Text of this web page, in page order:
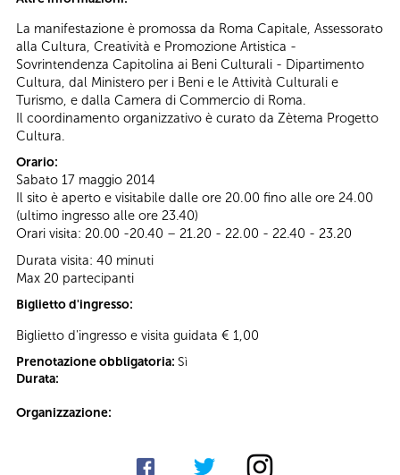
La manifestazione è promossa da Roma Capitale, Assessorato
alla Cultura, Creatività e Promozione Artistica -
Sovrintendenza Capitolina ai Beni Culturali - Dipartimento
Cultura, dal Ministero per i Beni e le Attività Culturali e
Turismo, e dalla Camera di Commercio di Roma.
Il coordinamento organizzativo è curato da Zètema Progetto
Cultura.
Orario:
Sabato 17 maggio 2014
Il sito è aperto e visitabile dalle ore 20.00 fino alle ore 24.00
(ultimo ingresso alle ore 23.40)
Orari visita: 20.00 -20.40 – 21.20 - 22.00 - 22.40 - 23.20
Durata visita: 40 minuti
Max 20 partecipanti
Biglietto d'ingresso:
Biglietto d'ingresso e visita guidata € 1,00
Prenotazione obbligatoria: Sì
Durata:
Organizzazione: